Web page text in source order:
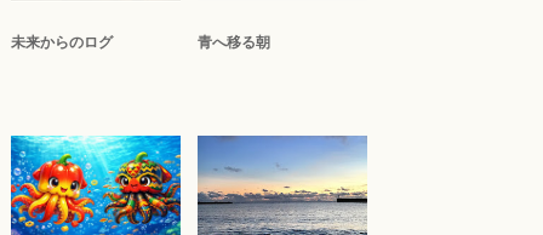
未来からのログ 青へ移る朝